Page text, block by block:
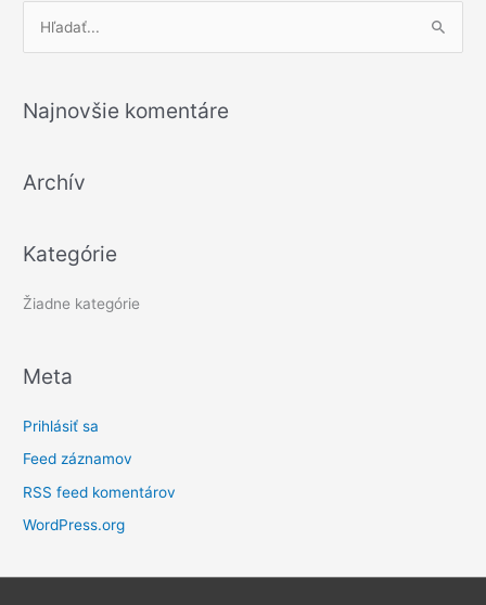
ľ
d
:
Najnovšie komentáre
Archív
Kategórie
Žiadne kategórie
Meta
Prihlásiť sa
Feed záznamov
RSS feed komentárov
WordPress.org